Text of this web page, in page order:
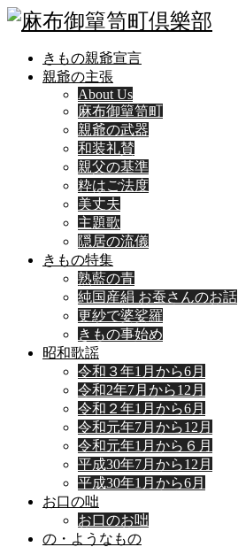
きもの親爺宣言
親爺の主張
About Us
麻布御簞笥町
親爺の武器
和装礼賛
親父の基準
粋はご法度
美丈夫
主題歌
隠居の流儀
きもの特集
熟藍の青
純国産絹 お蚕さんのお話
更紗で婆娑羅
きもの事始め
昭和歌謡
令和３年1月から6月
令和2年7月から12月
令和２年1月から6月
令和元年7月から12月
令和元年1月から６月
平成30年7月から12月
平成30年1月から6月
お口の咄
お口のお咄
の・ようなもの